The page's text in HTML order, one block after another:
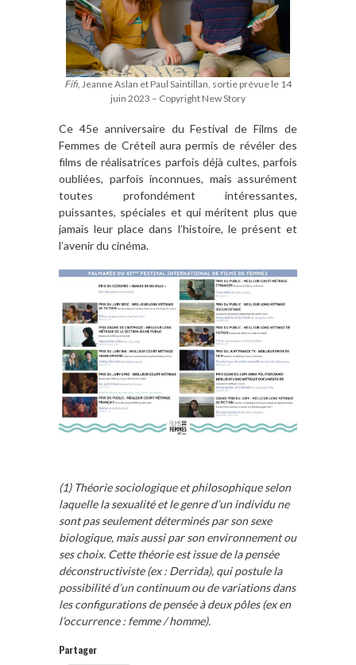
Fifi, Jeanne Aslan et Paul Saintillan, sortie prévue le 14
juin 2023 – Copyright New Story
Ce 45e anniversaire du Festival de Films de
Femmes de Créteil aura permis de révéler des
films de réalisatrices parfois déjà cultes, parfois
oubliées, parfois inconnues, mais assurément
toutes profondément intéressantes,
puissantes, spéciales et qui méritent plus que
jamais leur place dans l’histoire, le présent et
l’avenir du cinéma.
(1) Théorie sociologique et philosophique selon
laquelle la sexualité et le genre d’un individu ne
sont pas seulement déterminés par son sexe
biologique, mais aussi par son environnement ou
ses choix. Cette théorie est issue de la pensée
déconstructiviste (ex : Derrida), qui postule la
possibilité d’un continuum ou de variations dans
les configurations de pensée à deux pôles (ex en
l’occurrence : femme / homme).
Partager